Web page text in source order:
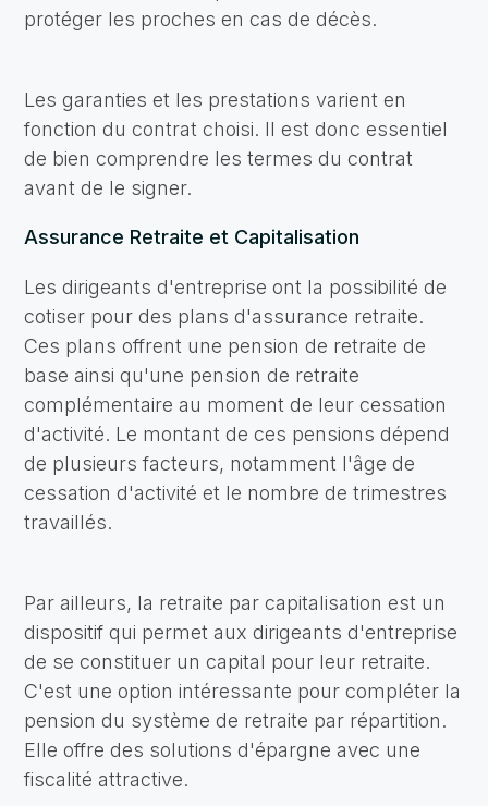
protéger les proches en cas de décès.
Les garanties et les prestations varient en
fonction du contrat choisi. Il est donc essentiel
de bien comprendre les termes du contrat
avant de le signer.
Assurance Retraite et Capitalisation
Les dirigeants d'entreprise ont la possibilité de
cotiser pour des plans d'assurance retraite.
Ces plans offrent une pension de retraite de
base ainsi qu'une pension de retraite
complémentaire au moment de leur cessation
d'activité. Le montant de ces pensions dépend
de plusieurs facteurs, notamment l'âge de
cessation d'activité et le nombre de trimestres
travaillés.
Par ailleurs, la retraite par capitalisation est un
dispositif qui permet aux dirigeants d'entreprise
de se constituer un capital pour leur retraite.
C'est une option intéressante pour compléter la
pension du système de retraite par répartition.
Elle offre des solutions d'épargne avec une
fiscalité attractive.